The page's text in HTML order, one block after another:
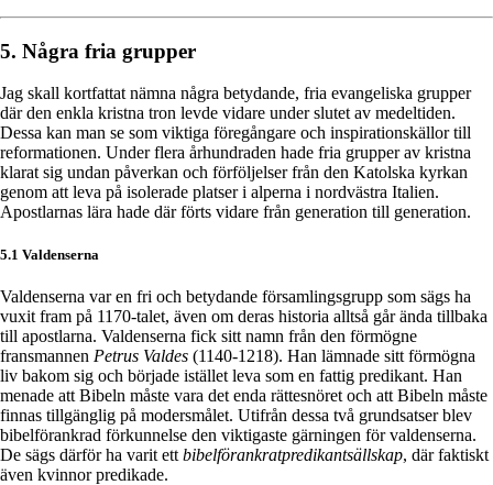
5. Några fria grupper
Jag skall kortfattat nämna några betydande, fria evangeliska grupper
där den enkla kristna tron levde vidare under slutet av medeltiden.
Dessa kan man se som viktiga föregångare och inspirationskällor till
reformationen. Under flera århundraden hade fria grupper av kristna
klarat sig undan påverkan och förföljelser från den Katolska kyrkan
genom att leva på isolerade platser i alperna i nordvästra Italien.
Apostlarnas lära hade där förts vidare från generation till generation.
5.1 Valdenserna
Valdenserna var en fri och betydande församlingsgrupp som sägs ha
vuxit fram på 1170-talet, även om deras historia alltså går ända tillbaka
till apostlarna. Valdenserna fick sitt namn från den förmögne
fransmannen Petrus Valdes (1140-1218). Han lämnade sitt förmögna
liv bakom sig och började istället leva som en fattig predikant. Han
menade att Bibeln måste vara det enda rättesnöret och att Bibeln måste
finnas tillgänglig på modersmålet. Utifrån dessa två grundsatser blev
bibelförankrad förkunnelse den viktigaste gärningen för valdenserna.
De sägs därför ha varit ett bibelförankratpredikantsällskap, där faktiskt
även kvinnor predikade.